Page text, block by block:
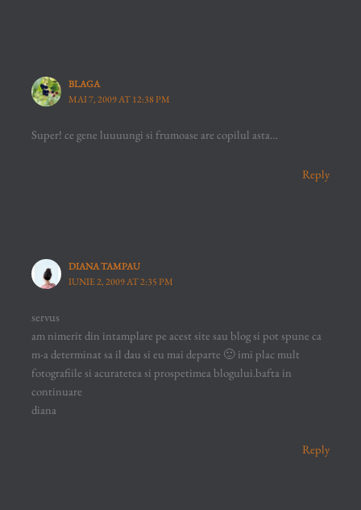
BLAGA
MAI 7, 2009 AT 12:38 PM
Super! ce gene luuuungi si frumoase are copilul asta…
Reply
DIANA TAMPAU
IUNIE 2, 2009 AT 2:35 PM
servus
am nimerit din intamplare pe acest site sau blog si pot spune ca
m-a determinat sa il dau si eu mai departe 🙂 imi plac mult
fotografiile si acuratetea si prospetimea blogului.bafta in
continuare
diana
Reply